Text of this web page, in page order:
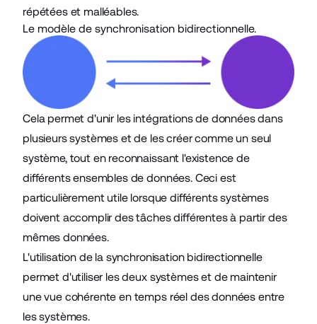
répétées et malléables.
Le modèle de synchronisation bidirectionnelle.
Cela permet d'unir les intégrations de données dans
plusieurs systèmes et de les créer comme un seul
système, tout en reconnaissant l'existence de
différents ensembles de données. Ceci est
particulièrement utile lorsque différents systèmes
doivent accomplir des tâches différentes à partir des
mêmes données.
L'utilisation de la synchronisation bidirectionnelle
permet d'utiliser les deux systèmes et de maintenir
une vue cohérente en temps réel des données entre
les systèmes.